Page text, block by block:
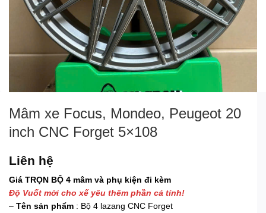
Mâm xe Focus, Mondeo, Peugeot 20
inch CNC Forget 5×108
Liên hệ
Giá TRỌN BỘ 4 mâm và phụ kiện đi kèm
Độ Vuốt mới cho xế yêu thêm phần cá tính!
– Tên sản phẩm : Bộ 4 lazang CNC Forget